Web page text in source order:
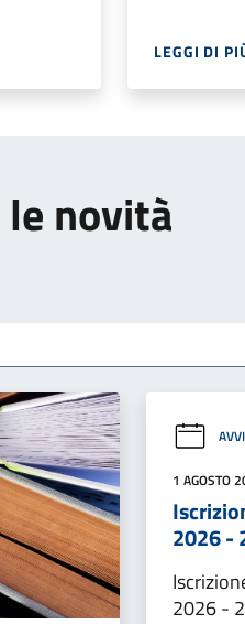
LEGGI DI
novità
1 AGOSTO
2026 -
2026 -